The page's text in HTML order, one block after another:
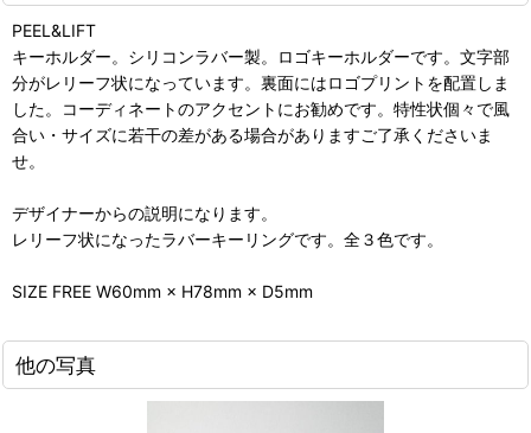
PEEL&LIFT
キーホルダー。シリコンラバー製。ロゴキーホルダーです。文字部
分がレリーフ状になっています。裏面にはロゴプリントを配置しま
した。コーディネートのアクセントにお勧めです。特性状個々で風
合い・サイズに若干の差がある場合がありますご了承くださいま
せ。
デザイナーからの説明になります。
レリーフ状になったラバーキーリングです。全３色です。
SIZE FREE W60mm × H78mm × D5mm
他の写真